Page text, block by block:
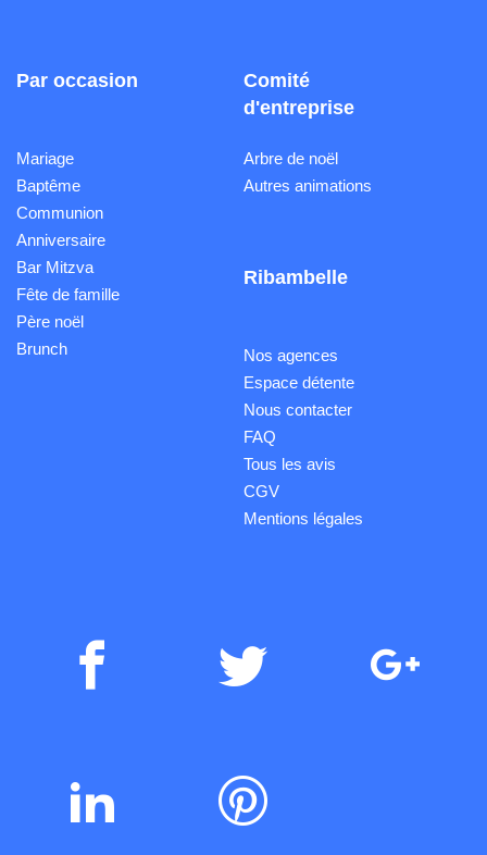
Par occasion
Mariage
Baptême
Communion
Anniversaire
Bar Mitzva
Fête de famille
Père noël
Brunch
Comité
d'entreprise
Arbre de noël
Autres animations
Ribambelle
Nos agences
Espace détente
Nous contacter
FAQ
Tous les avis
CGV
Mentions légales